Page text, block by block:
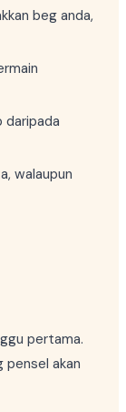
beg anda,
daripada
walaupun
pertama.
pensel akan